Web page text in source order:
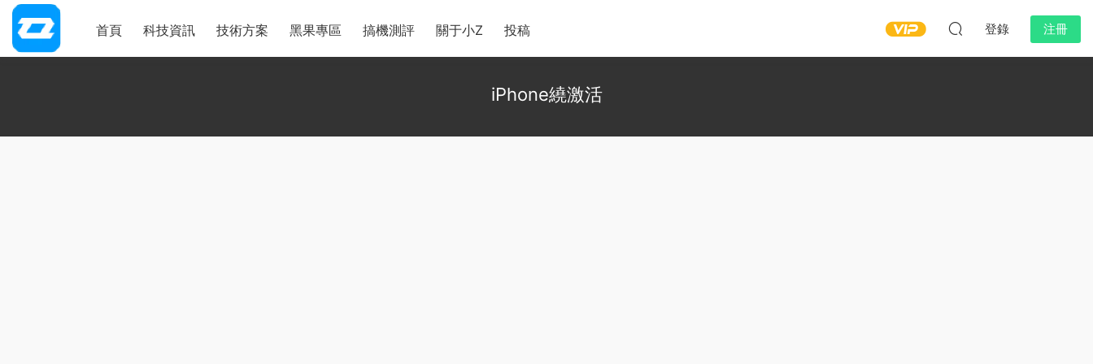
首頁 科技資訊 技術方案 黑果專區 搞機測評 關于小Z 投稿 登錄 注冊
iPhone繞激活